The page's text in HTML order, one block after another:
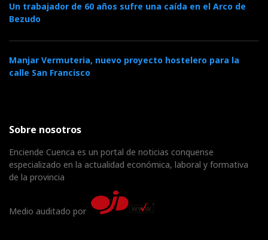
Un trabajador de 60 años sufre una caída en el Arco de
Bezudo
Manjar Vermuteria, nuevo proyecto hostelero para la
calle San Francisco
Sobre nosotros
Enciende Cuenca es un portal de noticias conquense
especializado en la actualidad económica, laboral y formativa
de la provincia
Medio auditado por